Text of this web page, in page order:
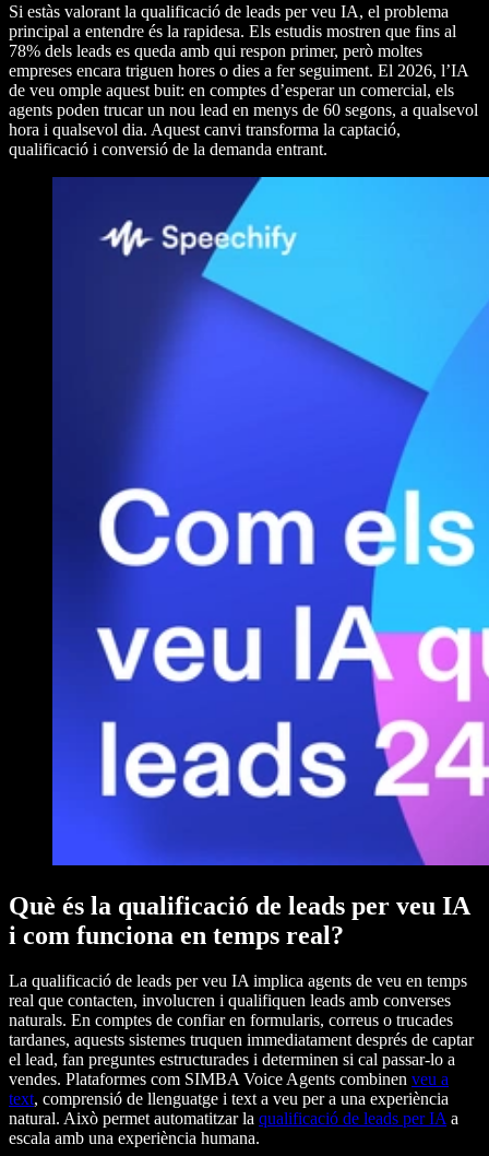
Si estàs valorant la qualificació de leads per veu IA, el problema
principal a entendre és la rapidesa. Els estudis mostren que fins al
78% dels leads es queda amb qui respon primer, però moltes
empreses encara triguen hores o dies a fer seguiment. El 2026, l’IA
de veu omple aquest buit: en comptes d’esperar un comercial, els
agents poden trucar un nou lead en menys de 60 segons, a qualsevol
hora i qualsevol dia. Aquest canvi transforma la captació,
qualificació i conversió de la demanda entrant.
Què és la qualificació de leads per veu IA
i com funciona en temps real?
La qualificació de leads per veu IA implica agents de veu en temps
real que contacten, involucren i qualifiquen leads amb converses
naturals. En comptes de confiar en formularis, correus o trucades
tardanes, aquests sistemes truquen immediatament després de captar
el lead, fan preguntes estructurades i determinen si cal passar-lo a
vendes. Plataformes com SIMBA Voice Agents combinen veu a
text, comprensió de llenguatge i text a veu per a una experiència
natural. Això permet automatitzar la qualificació de leads per IAa
escala amb una experiència humana.